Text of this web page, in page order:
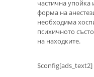
частична упойка
форма на
необходима
психичното
на находките.